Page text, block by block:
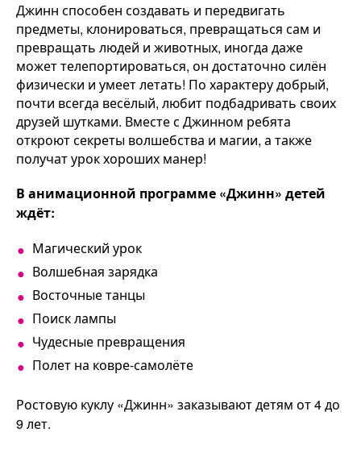
Джинн способен создавать и передвигать
предметы, клонироваться, превращаться сам и
превращать людей и животных, иногда даже
может телепортироваться, он достаточно силён
физически и умеет летать! По характеру добрый,
почти всегда весёлый, любит подбадривать своих
друзей шутками. Вместе с Джинном ребята
откроют секреты волшебства и магии, а также
получат урок хороших манер!
В анимационной программе «Джинн» детей
ждёт:
Магический урок
Волшебная зарядка
Восточные танцы
Поиск лампы
Чудесные превращения
Полет на ковре-самолёте
Ростовую куклу «Джинн» заказывают детям от 4 до
9 лет.